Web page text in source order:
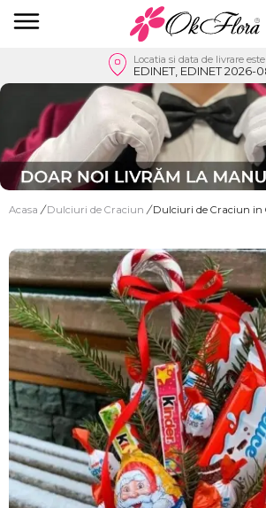
Locatia si data de livrare este
EDINET, EDINET 2026-
Acasa / Dulciuri de Craciun / Dulciuri de Craciun in